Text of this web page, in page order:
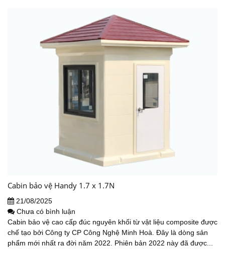
Cabin bảo vệ Handy 1.7 x 1.7N
21/08/2025
Chưa có bình luận
Cabin bảo vệ cao cấp đúc nguyên khối từ vật liệu composite được
chế tạo bởi Công ty CP Công Nghệ Minh Hoà. Đây là dòng sản
phẩm mới nhất ra đời năm 2022. Phiên bản 2022 này đã được...